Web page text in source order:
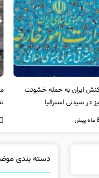
ایران به حمله خشونت
در سیدنی استرالیا
8 ماه پیش
دسته بندی